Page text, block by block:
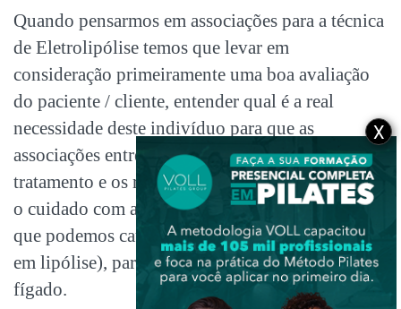
Quando pensarmos em associações para a técnica
de Eletrolipólise temos que levar em
consideração primeiramente uma boa avaliação
do paciente / cliente, entender qual é a real
necessidade deste indivíduo para que as
associações entrem para potencializar o
tratamento e os resultados, mas sempre tomando
o cuidado com as contraindicações e as reações
que podemos causar (ainda mais quando falamos
em lipólise), para que não haja sobrecarga no
fígado.
X